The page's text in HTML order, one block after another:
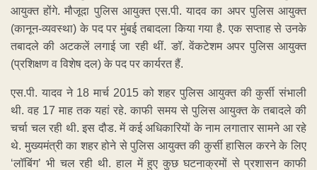
आयुक्त होंगे. मौजूदा पुलिस आयुक्त एस.पी. यादव का अपर पुलिस आयुक्त
(कानून-व्यवस्था) के पद पर मुंबई तबादला किया गया है. एक सप्ताह से उनके
तबादले की अटकलें लगाई जा रही थीं. ङॉ. वेंकटेशम अपर पुलिस आयुक्त
(प्रशिक्षण व विशेष दल) के पद पर कार्यरत हैं.
एस.पी. यादव ने 18 मार्च 2015 को शहर पुलिस आयुक्त की कुर्सी संभाली
थी. वह 17 माह तक यहां रहे. काफी समय से पुलिस आयुक्त के तबादले की
चर्चा चल रही थी. इस दौड. में कई अधिकारियों के नाम लगातार सामने आ रहे
थे. मुख्यमंत्री का शहर होने से पुलिस आयुक्त की कुर्सी हासिल करने के लिए
‘लॉबिंग’ भी चल रही थी. हाल में हुए कुछ घटनाक्रमों से प्रशासन काफी